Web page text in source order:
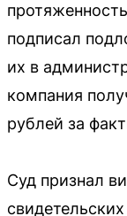
подписал
их в
компания
рублей за
Суд признал